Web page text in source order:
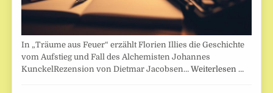
In „Träume aus Feuer“ erzählt Florien Illies die Geschichte
vom Aufstieg und Fall des Alchemisten Johannes
KunckelRezension von Dietmar Jacobsen…Weiterlesen …